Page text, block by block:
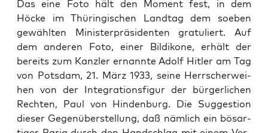
Das eine Foto hält den Moment fest, in dem
Höcke im Thü­rin­gi­schen Land­tag dem soeben
gewähl­ten Minis­ter­prä­si­den­ten gra­tu­liert. Auf
dem ande­ren Foto, einer Bil­di­ko­ne, erhält der
bereits zum Kanz­ler ernann­te Adolf Hit­ler am Tag
von Pots­dam, 21. März 1933, sei­ne Herr­scher­wei­
hen von der Inte­gra­ti­ons­fi­gur der bür­ger­li­chen
Rech­ten, Paul von Hin­den­burg. Die Sug­ges­ti­on
die­ser Gegen­über­stel­lung, daß näm­lich ein bös­ar­